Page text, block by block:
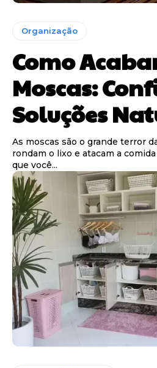
Organização
Como
Moscas:
Soluções
As moscas são o grande terror
rondam o lixo e atacam a
que você...